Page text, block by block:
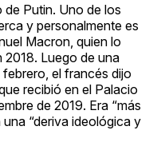
Putin. Uno de los
y personalmente es
Macron, quien lo
2018. Luego de una
el francés dijo
recibió en el Palacio
de 2019. Era “más
“deriva ideológica y